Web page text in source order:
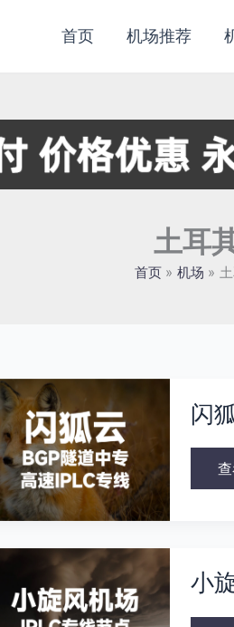
首页 机场推荐
土耳
首页 机场
闪 狐
云
机
场
小旋
风
机